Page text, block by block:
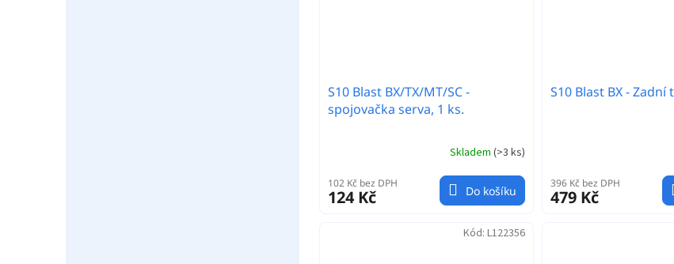
S10 Blast BX/TX/MT/SC -
spojovačka serva, 1 ks.
Skladem (>3 ks)
102 Kč bez DPH
124 Kč Do košíku
S10 Blast BX - Zadní
396 Kč bez DPH
479 Kč
Kód: L122356